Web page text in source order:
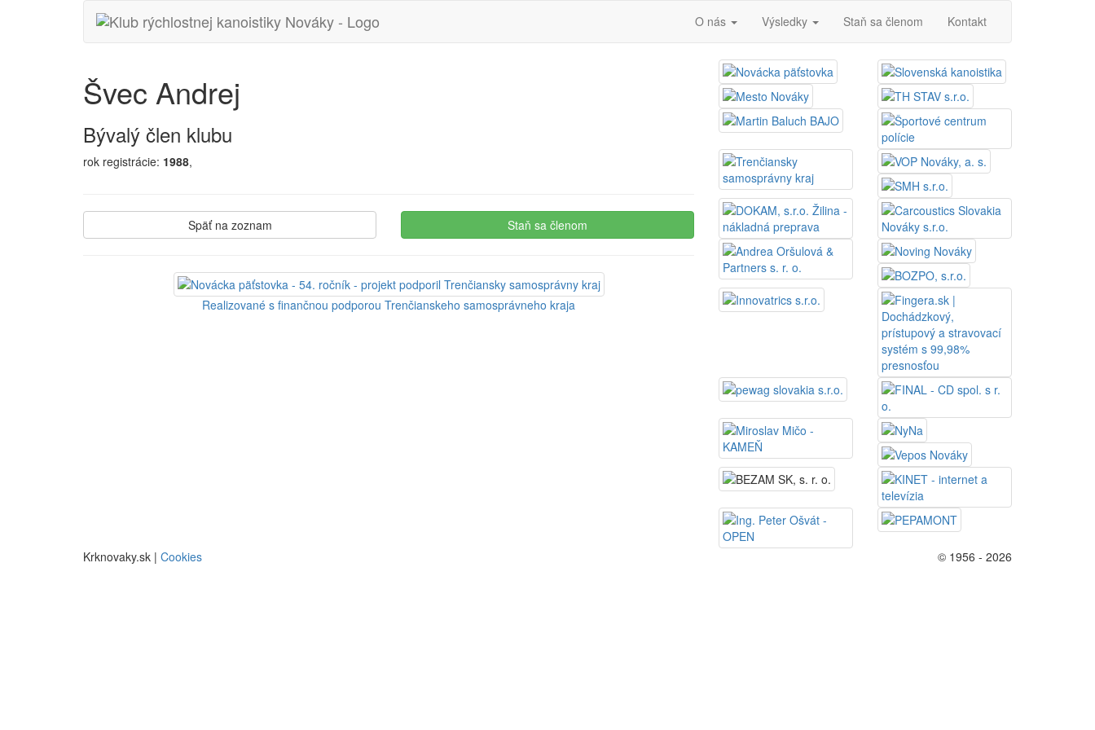
O nás Výsledky Staň sa členom Kontakt
Švec Andrej
Bývalý člen klubu
rok registrácie: 1988,
Späť na zoznam Staň sa členom
Realizované s finančnou podporou Trenčianskeho samosprávneho kraja
Krknovaky.sk | Cookies © 1956 - 2026